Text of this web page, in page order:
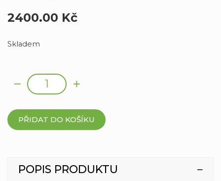
2400.00 Kč
Skladem
PŘIDAT DO KOŠÍKU
POPIS PRODUKTU